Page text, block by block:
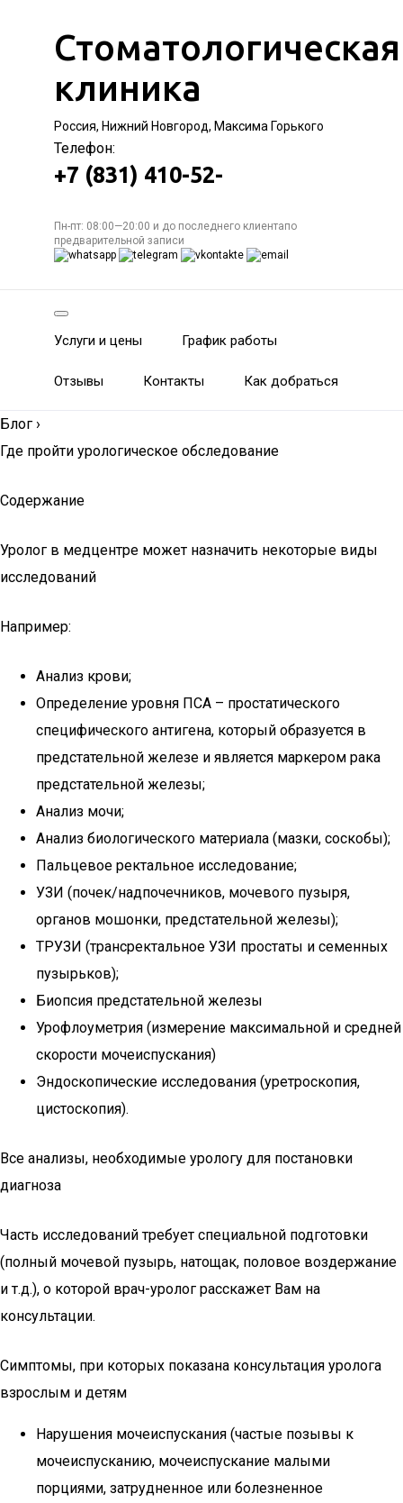
Стоматологическая
клиника
Россия, Нижний Новгород, Максима Горького
Телефон:
+7 (831) 410-52-
Пн-пт: 08:00—20:00 и до последнего клиентапо
предварительной записи
Услуги и цены График работы
Отзывы Контакты Как добраться
Блог ›
Где пройти урологическое обследование
Содержание
Уролог в медцентре может назначить некоторые виды
исследований
Например:
Анализ крови;
Определение уровня ПСА – простатического
специфического антигена, который образуется в
предстательной железе и является маркером рака
предстательной железы;
Анализ мочи;
Анализ биологического материала (мазки, соскобы);
Пальцевое ректальное исследование;
УЗИ (почек/надпочечников, мочевого пузыря,
органов мошонки, предстательной железы);
ТРУЗИ (трансректальное УЗИ простаты и семенных
пузырьков);
Биопсия предстательной железы
Урофлоуметрия (измерение максимальной и средней
скорости мочеиспускания)
Эндоскопические исследования (уретроскопия,
цистоскопия).
Все анализы, необходимые урологу для постановки
диагноза
Часть исследований требует специальной подготовки
(полный мочевой пузырь, натощак, половое воздержание
и т.д.), о которой врач-уролог расскажет Вам на
консультации.
Симптомы, при которых показана консультация уролога
взрослым и детям
Нарушения мочеиспускания (частые позывы к
мочеиспусканию, мочеиспускание малыми
порциями, затрудненное или болезненное